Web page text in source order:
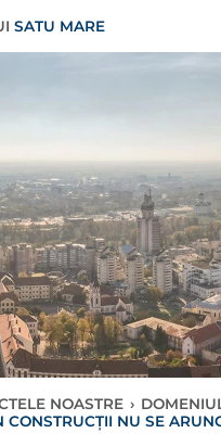
SATU MARE
NOASTRE ›
CONSTRUCȚII NU SE